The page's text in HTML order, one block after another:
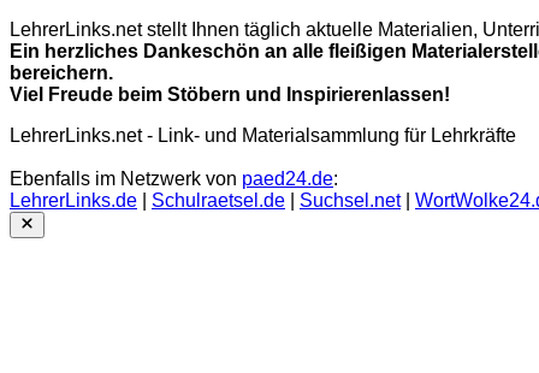
LehrerLinks.net stellt Ihnen täglich aktuelle Materialien,
Ein herzliches Dankeschön an alle fleißigen
bereichern.
Viel Freude beim Stöbern und Inspirierenlassen!
LehrerLinks.net - Link- und Materialsammlung für Lehrkräfte
Ebenfalls im Netzwerk von paed24.de:
LehrerLinks.de
Schulraetsel.de Suchsel.net|
Close